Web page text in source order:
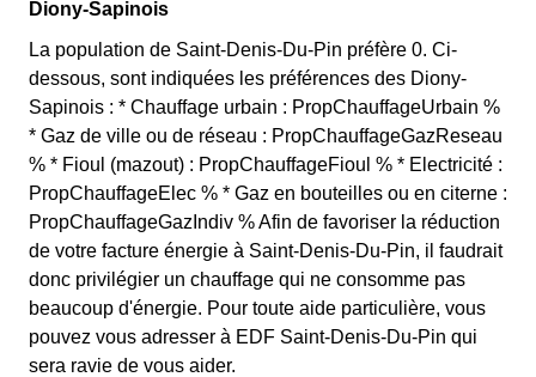
Diony-Sapinois
La population de Saint-Denis-Du-Pin préfère 0. Ci-
dessous, sont indiquées les préférences des Diony-
Sapinois : * Chauffage urbain : PropChauffageUrbain %
* Gaz de ville ou de réseau : PropChauffageGazReseau
% * Fioul (mazout) : PropChauffageFioul % * Electricité :
PropChauffageElec % * Gaz en bouteilles ou en citerne :
PropChauffageGazIndiv % Afin de favoriser la réduction
de votre facture énergie à Saint-Denis-Du-Pin, il faudrait
donc privilégier un chauffage qui ne consomme pas
beaucoup d'énergie. Pour toute aide particulière, vous
pouvez vous adresser à EDF Saint-Denis-Du-Pin qui
sera ravie de vous aider.